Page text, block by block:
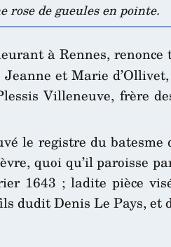
rose de gueules en pointe.
à Rennes, renonce
et Marie d’Ollivet,
Villeneuve, frère
le registre du batesme
quoi qu’il paroisse
1643 ; ladite pièce
dudit Denis Le Pays, et